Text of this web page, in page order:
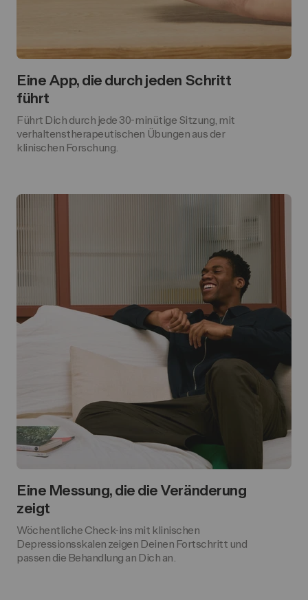
Eine App, die durch jeden Schritt
führt
Führt Dich durch jede 30-minütige Sitzung, mit
verhaltenstherapeutischen Übungen aus der
klinischen Forschung.
Eine Messung, die die Veränderung
zeigt
Wöchentliche Check-ins mit klinischen
Depressionsskalen zeigen Deinen Fortschritt und
passen die Behandlung an Dich an.